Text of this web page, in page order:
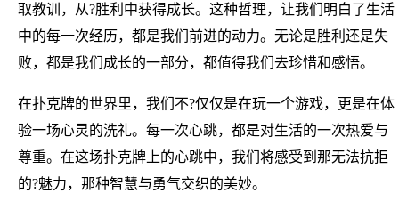
取教训，从?胜利中获得成长。这种哲理，让我们明白了生活
中的每一次经历，都是我们前进的动力。无论是胜利还是失
败，都是我们成长的一部分，都值得我们去珍惜和感悟。
在扑克牌的世界里，我们不?仅仅是在玩一个游戏，更是在体
验一场心灵的洗礼。每一次心跳，都是对生活的一次热爱与
尊重。在这场扑克牌上的心跳中，我们将感受到那无法抗拒
的?魅力，那种智慧与勇气交织的美妙。